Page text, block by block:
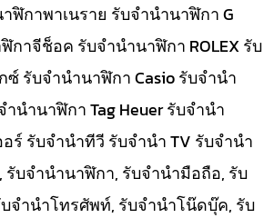
ฬิกาพาเนราย รับจำนำนาฬิกา G
กาจีช็อค รับจำนำนาฬิกา ROLEX รับ
ซ์ รับจำนำนาฬิกา Casio รับจำนำ
นำนาฬิกา Tag Heuer รับจำนำ
ร์ รับจำนำทีวี รับจำนำ TV รับจำนำ
รับจำนำนาฬิกา, รับจำนำมือถือ, รับ
จำนำโทรศัพท์, รับจำนำโน๊ดบุ๊ค, รับ